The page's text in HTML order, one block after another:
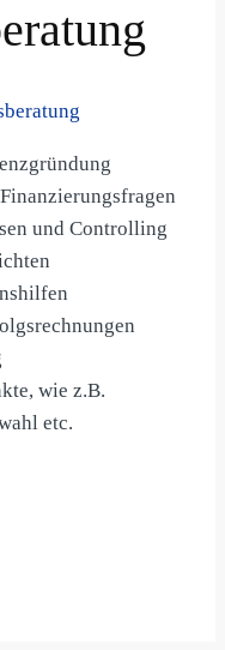
und Controlling
wie z.B.
etc.